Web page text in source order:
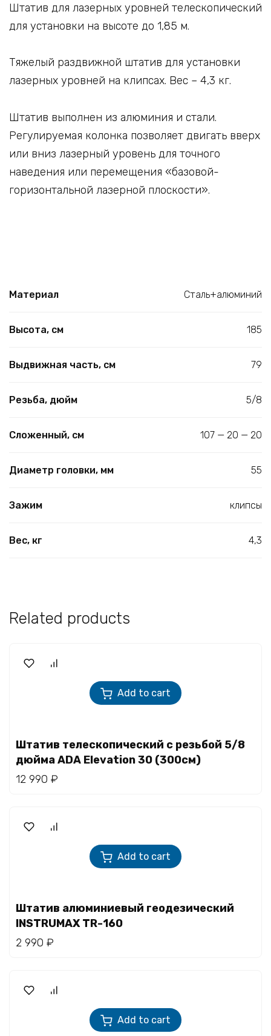
Штатив для лазерных уровней телескопический
для установки на высоте до 1,85 м.
Тяжелый раздвижной штатив для установки
лазерных уровней на клипсах. Вес – 4,3 кг.
Штатив выполнен из алюминия и стали.
Регулируемая колонка позволяет двигать вверх
или вниз лазерный уровень для точного
наведения или перемещения «базовой-
горизонтальной лазерной плоскости».
Материал Сталь+алюминий
Высота, см 185
Выдвижная часть, см 79
Резьба, дюйм 5/8
Сложенный, см 107 — 20 — 20
Диаметр головки, мм 55
Зажим клипсы
Вес, кг 4,3
Related products
Add to cart
Штатив телескопический с резьбой 5/8
дюйма ADA Elevation 30 (300см)
12 990 ₽
Add to cart
Штатив алюминиевый геодезический
INSTRUMAX TR-160
2 990 ₽
Add to cart